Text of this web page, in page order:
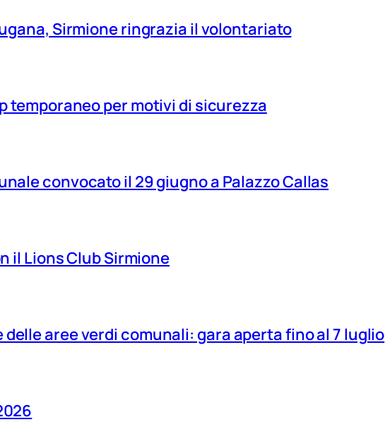
Sirmione ringrazia il volontariato
temporaneo per motivi di sicurezza
convocato il 29 giugno a Palazzo Callas
il Lions Club Sirmione
aree verdi comunali: gara aperta fino al 7 luglio